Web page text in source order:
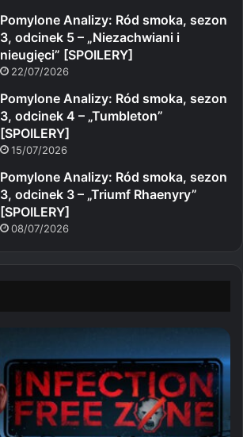
Pomylone Analizy: Ród smoka, sezon
3, odcinek 5 – „Niezachwiani i
nieugięci” [SPOILERY]
22/07/2026
Pomylone Analizy: Ród smoka, sezon
3, odcinek 4 – „Tumbleton”
[SPOILERY]
15/07/2026
Pomylone Analizy: Ród smoka, sezon
3, odcinek 3 – „Triumf Rhaenyry”
[SPOILERY]
08/07/2026